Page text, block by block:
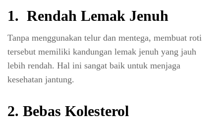
1. Rendah Lemak Jenuh
Tanpa menggunakan telur dan mentega, membuat roti
tersebut memiliki kandungan lemak jenuh yang jauh
lebih rendah. Hal ini sangat baik untuk menjaga
kesehatan jantung.
2. Bebas Kolesterol